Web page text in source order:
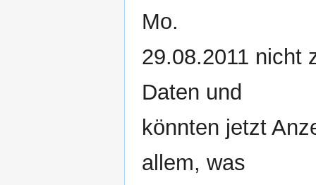
Mo.
29.08.2011 nicht
Daten und
könnten jetzt
allem, was